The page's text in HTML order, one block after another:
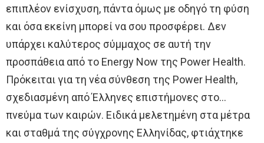
επιπλέον ενίσχυση, πάντα όμως με οδηγό τη φύση
και όσα εκείνη μπορεί να σου προσφέρει. Δεν
υπάρχει καλύτερος σύμμαχος σε αυτή την
προσπάθεια από το Energy Now της Power Health.
Πρόκειται για τη νέα σύνθεση της Power Health,
σχεδιασμένη από Έλληνες επιστήμονες στο…
πνεύμα των καιρών. Ειδικά μελετημένη στα μέτρα
και σταθμά της σύγχρονης Ελληνίδας, φτιάχτηκε